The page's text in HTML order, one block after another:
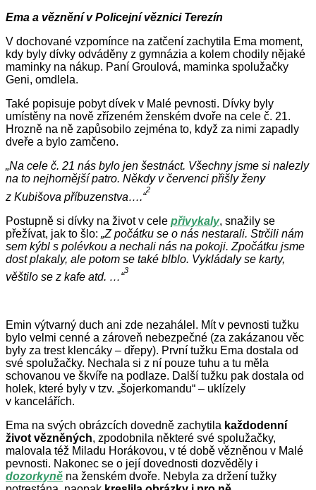
Ema a věznění v Policejní věznici Terezín
V dochované vzpomínce na zatčení zachytila Ema moment,
kdy byly dívky odváděny z gymnázia a kolem chodily nějaké
maminky na nákup. Paní Groulová, maminka spolužačky
Geni, omdlela.
Také popisuje pobyt dívek v Malé pevnosti. Dívky byly
umístěny na nově zřízeném ženském dvoře na cele č. 21.
Hrozně na ně zapůsobilo zejména to, když za nimi zapadly
dveře a bylo zamčeno.
„Na cele č. 21 nás bylo jen šestnáct. Všechny jsme si nalezly
na to nejhornější patro. Někdy v červenci přišly ženy
z Kubišova příbuzenstva….“
2
Postupně si dívky na život v cele přivykaly, snažily se
přežívat, jak to šlo: „Z počátku se o nás nestarali. Strčili nám
sem kýbl s polévkou a nechali nás na pokoji. Zpočátku jsme
dost plakaly, ale potom se také blblo. Vykládaly se karty,
věštilo se z kafe atd. …“
3
Emin výtvarný duch ani zde nezahálel. Mít v pevnosti tužku
bylo velmi cenné a zároveň nebezpečné (za zakázanou věc
byly za trest klencáky – dřepy). První tužku Ema dostala od
své spolužačky. Nechala si z ní pouze tuhu a tu měla
schovanou ve škvíře na podlaze. Další tužku pak dostala od
holek, které byly v tzv. „šojerkomandu“ – uklízely
v kancelářích.
Ema na svých obrázcích dovedně zachytila každodenní
život vězněných, zpodobnila některé své spolužačky,
malovala též Miladu Horákovou, v té době vězněnou v Malé
pevnosti. Nakonec se o její dovednosti dozvěděly i
dozorkyně na ženském dvoře. Nebyla za držení tužky